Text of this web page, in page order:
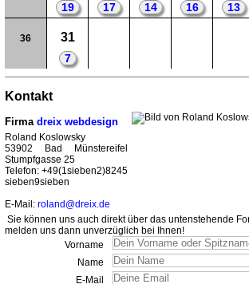
19 17 14 16 13
36 31
7
Kontakt
Firma dreix webdesign
Roland Koslowsky
53902 Bad Münstereifel
Stumpfgasse 25
Telefon: +49(1sieben2)8245
sieben9sieben
E-Mail: roland@dreix.de
Sie können uns auch direkt über das untenstehende
melden uns dann unverzüglich bei Ihnen!
Vorname
Name
E-Mail